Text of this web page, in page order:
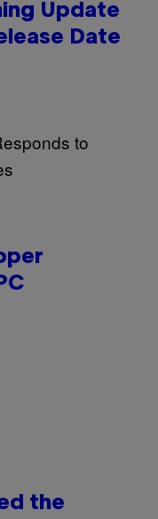
Update
Date
the